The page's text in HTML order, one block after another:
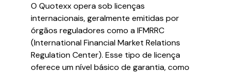
O Quotexx opera sob licenças
internacionais, geralmente emitidas por
órgãos reguladores como a IFMRRC
(International Financial Market Relations
Regulation Center). Esse tipo de licença
oferece um nível básico de garantia, como